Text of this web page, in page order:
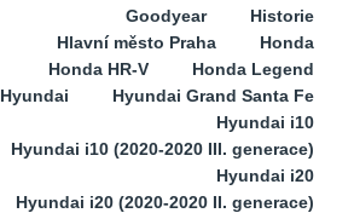
Goodyear
Historie
Hlavní město Praha
Honda
Honda HR-V
Honda Legend
Hyundai
Hyundai Grand Santa Fe
Hyundai i10
Hyundai i10 (2020-2020 III. generace)
Hyundai i20
Hyundai i20 (2020-2020 II. generace)